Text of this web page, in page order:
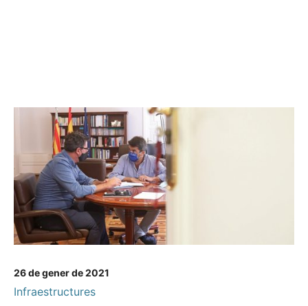
26 de gener de 2021
Infraestructures